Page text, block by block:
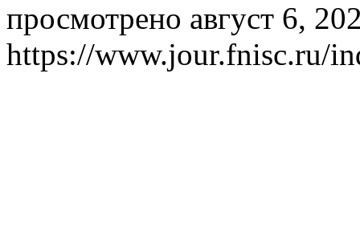
просмотрено август 6,
https://www.jour.fnisc.ru/